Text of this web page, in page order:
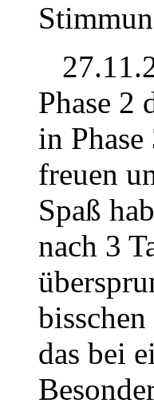
Phase 2
in
freuen
Spaß
nach 3
das bei